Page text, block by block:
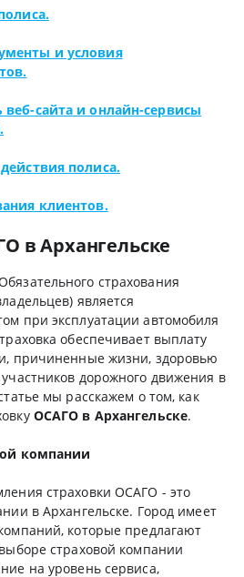
и условия
сайта и онлайн-сервисы
полиса.
клиентов.
в Архангельске
страхования
является
при эксплуатации автомобиля
обеспечивает выплату
причиненные жизни, здоровью
дорожного движения в
мы расскажем о том, как
ОСАГО в Архангельске.
компании
страховки ОСАГО - это
в Архангельске. Город имеет
которые предлагают
страховой компании
на уровень сервиса,